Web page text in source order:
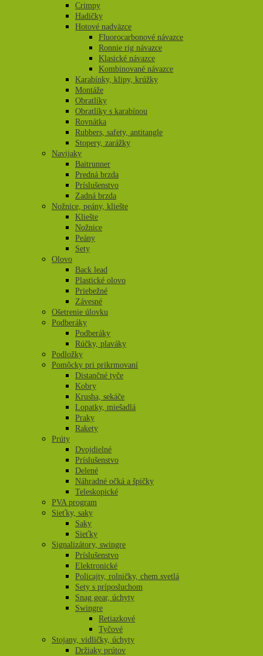
Crimpy
Hadičky
Hotové nadväzce
Fluorocarbonové návazce
Ronnie rig návazce
Klasické návazce
Kombinované návazce
Karabínky, klipy, krúžky
Montáže
Obratlíky
Obratlíky s karabínou
Rovnátka
Rubbers, safety, antitangle
Stopery, zarážky
Navijaky
Baitrunner
Predná brzda
Príslušenstvo
Zadná brzda
Nožnice, peány, kliešte
Kliešte
Nožnice
Peány
Sety
Olovo
Back lead
Plastické olovo
Priebežné
Závesné
Ošetrenie úlovku
Podberáky
Podberáky
Rúčky, plaváky
Podložky
Pomôcky pri prikrmovaní
Distančné tyče
Kobry
Krusha, sekáče
Lopatky, miešadlá
Praky
Rakety
Prúty
Dvojdielné
Príslušenstvo
Delené
Náhradné očká a špičky
Teleskopické
PVA program
Sieťky, saky
Saky
Sieťky
Signalizátory, swingre
Príslušenstvo
Elektronické
Policajty, rolničky, chem.svetlá
Sety s príposluchom
Snag gear, úchyty
Swingre
Retiazkové
Tyčové
Stojany, vidličky, úchyty
Držiaky prútov